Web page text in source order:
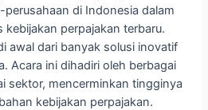
di Indonesia dalam
perpajakan terbaru.
awal dari banyak solusi inovatif
Acara ini dihadiri oleh berbagai
sektor, mencerminkan tingginya
kebijakan perpajakan.